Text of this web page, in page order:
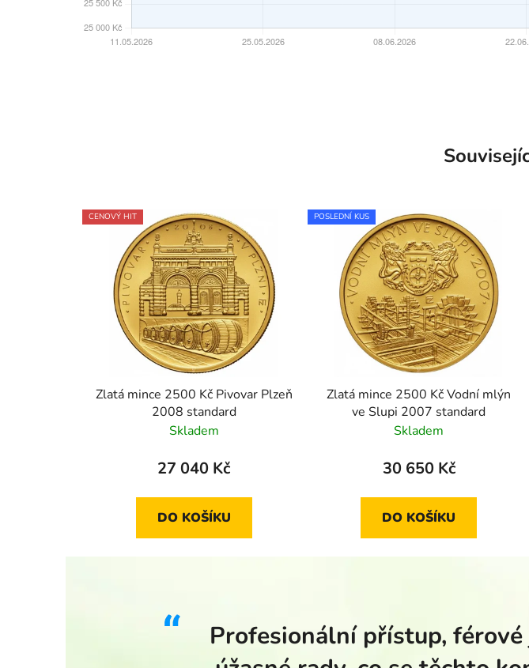
CENOVÝ HIT
Zlatá mince 2500 Kč Pivovar Plzeň
2008 standard
Skladem
27 040 Kč
DO KOŠÍKU
POSLEDNÍ KUS
Zlatá mince 2500 Kč Vodní mlýn
ve Slupi 2007 standard
Skladem
30 650 Kč
DO KOŠÍKU
Profesionální přístup,